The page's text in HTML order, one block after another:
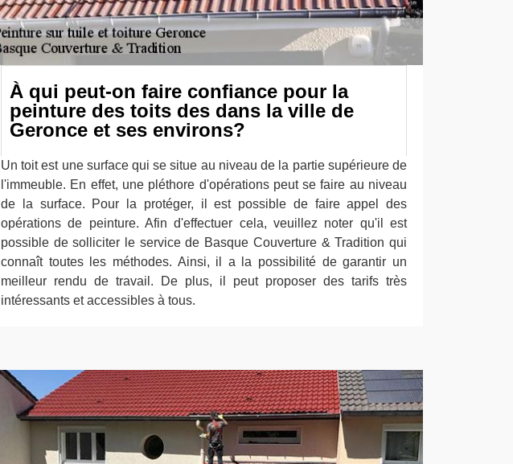
À qui peut-on faire confiance pour la
peinture des toits des dans la ville de
Geronce et ses environs?
Un toit est une surface qui se situe au niveau de la partie supérieure de
l'immeuble. En effet, une pléthore d'opérations peut se faire au niveau
de la surface. Pour la protéger, il est possible de faire appel des
opérations de peinture. Afin d'effectuer cela, veuillez noter qu'il est
possible de solliciter le service de Basque Couverture & Tradition qui
connaît toutes les méthodes. Ainsi, il a la possibilité de garantir un
meilleur rendu de travail. De plus, il peut proposer des tarifs très
intéressants et accessibles à tous.